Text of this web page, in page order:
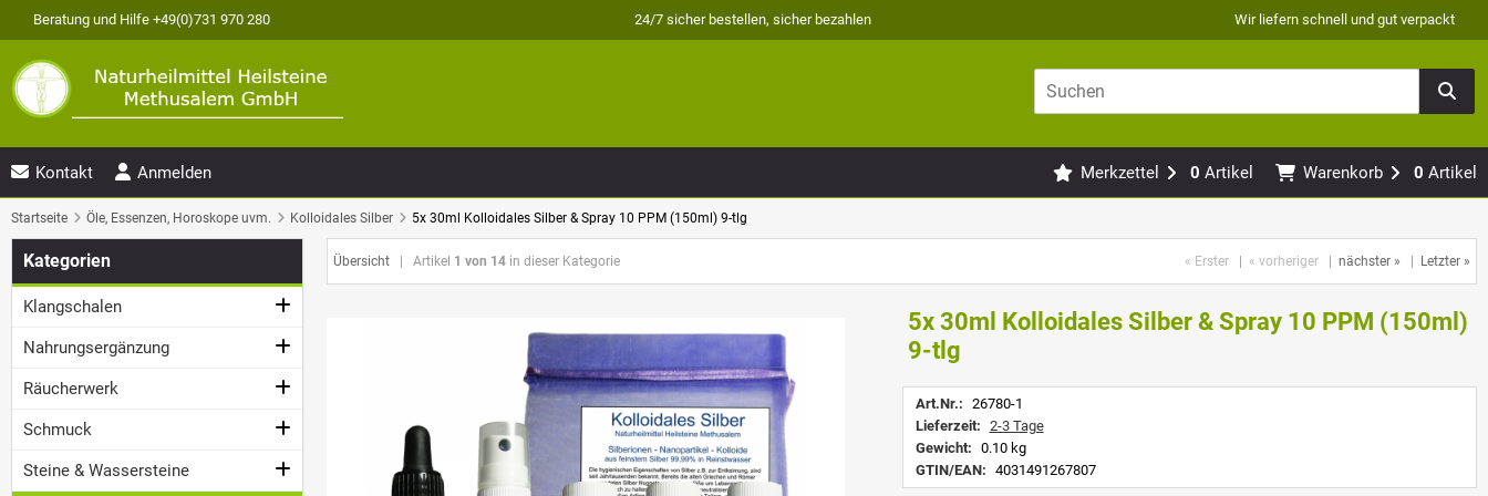
Beratung und Hilfe +49(0)731 970 280 24/7 sicher bestellen, sicher bezahlen Wir liefern schnell und gut verpackt
Kontakt Anmelden Warenkorb 0 Artikel
Merkzettel 0 Artikel
Startseite Öle, Essenzen, Horoskope uvm. Kolloidales Silber 5x 30ml Kolloidales Silber & Spray 10 PPM (150ml) 9-tlg
Übersicht | Artikel 1 von 14 in dieser Kategorie « Erster « vorheriger nächster » Letzter »
5x 30ml Kolloidales Silber & Spray 10 PPM (150ml)
9-tlg
Art.Nr.: 26780-1
Lieferzeit: 2-3 Tage
Gewicht: 0.10 kg
GTIN/EAN: 4031491267807
Kategorien
Klangschalen
Nahrungsergänzung
Räucherwerk
Schmuck
Steine & Wassersteine